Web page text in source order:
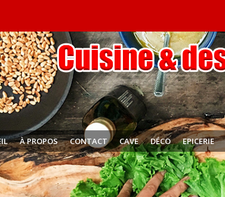
À PROPOS CONTACT CAVE DÉCO EPICERIE